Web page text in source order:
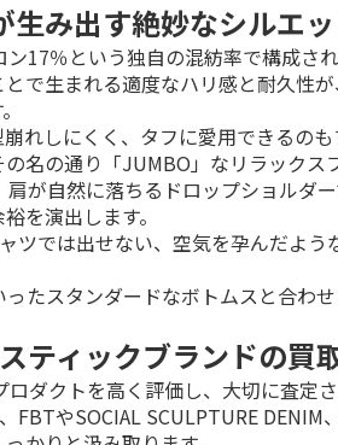
生み出す絶妙なシルエ
17％という独自の混紡率で構成され
で生まれる適度なハリ感と耐久性
れしにくく、タフに愛用できるの
名の通り「JUMBO」なリラックス
が自然に落ちるドロップショルダ
を演出します。
ツでは出せない、空気を孕んだよ
たスタンダードなボトムスと合わ
ティックブランドの買
ダクトを高く評価し、大切に査定さ
FBTやSOCIAL SCULPTURE